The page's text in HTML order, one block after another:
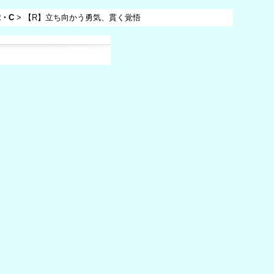
C > 【R】立ち向かう勇気、貫く覚悟